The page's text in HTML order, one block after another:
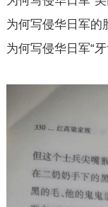
为何写侵华日军的
为何写侵华日军“